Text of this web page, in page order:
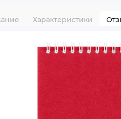
Характеристики